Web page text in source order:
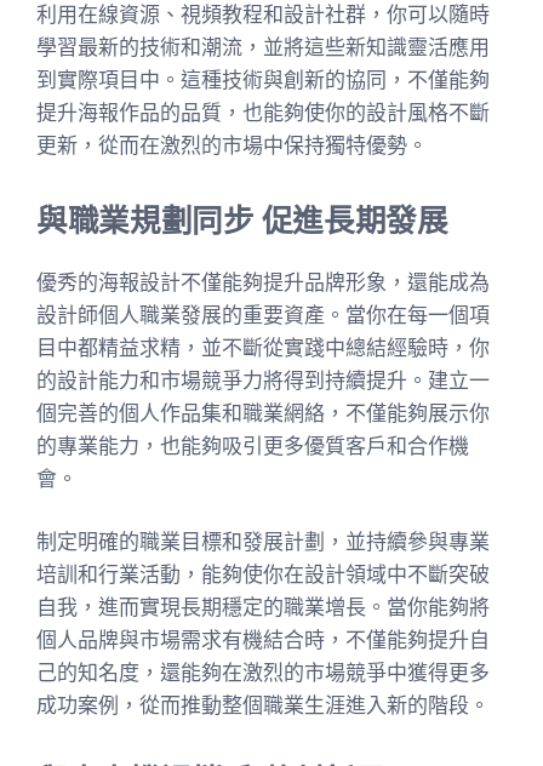
利用在線資源、視頻教程和設計社群，你可以隨時
學習最新的技術和潮流，並將這些新知識靈活應用
到實際項目中。這種技術與創新的協同，不僅能夠
提升海報作品的品質，也能夠使你的設計風格不斷
更新，從而在激烈的市場中保持獨特優勢。
與職業規劃同步 促進長期發展
優秀的海報設計不僅能夠提升品牌形象，還能成為
設計師個人職業發展的重要資產。當你在每一個項
目中都精益求精，並不斷從實踐中總結經驗時，你
的設計能力和市場競爭力將得到持續提升。建立一
個完善的個人作品集和職業網絡，不僅能夠展示你
的專業能力，也能夠吸引更多優質客戶和合作機
會。
制定明確的職業目標和發展計劃，並持續參與專業
培訓和行業活動，能夠使你在設計領域中不斷突破
自我，進而實現長期穩定的職業增長。當你能夠將
個人品牌與市場需求有機結合時，不僅能夠提升自
己的知名度，還能夠在激烈的市場競爭中獲得更多
成功案例，從而推動整個職業生涯進入新的階段。